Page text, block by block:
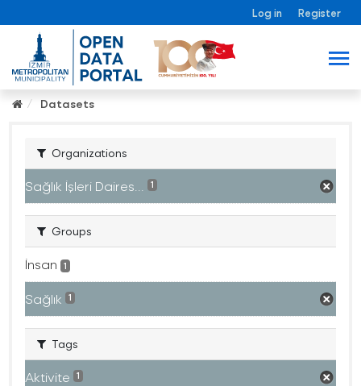
Log in Register
Datasets
Organizations
Sağlık İşleri Daires... 1
Groups
İnsan 1
Sağlık 1
Tags
Aktivite 1